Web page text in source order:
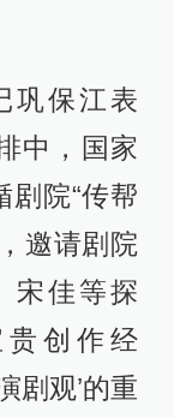
巩保江表
中，国家
剧院“传帮
邀请剧院
宋佳等探
创作经
剧观’的重